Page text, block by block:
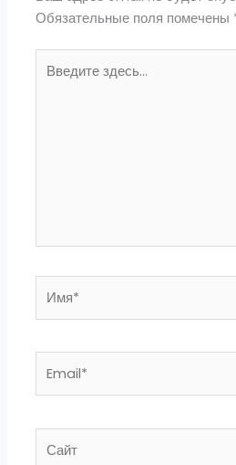
Обязательные поля помечены
здесь...